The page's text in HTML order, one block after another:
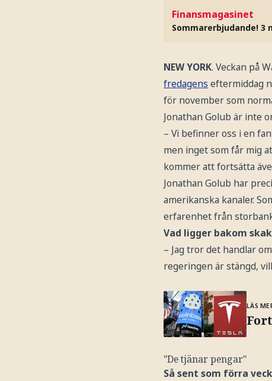
Finansmagasinet
Sommarerbjudande! 3
NEW YORK. Veckan på
fredagens eftermiddag
för november som
Jonathan Golub är inte
– Vi befinner oss i en
men inget som får mig
kommer att fortsätta
Jonathan Golub har
amerikanska kanaler.
erfarenhet från
Vad ligger bakom
– Jag tror det handlar
regeringen är stängd,
LÄS
"De tjänar pengar"
Så sent som förra